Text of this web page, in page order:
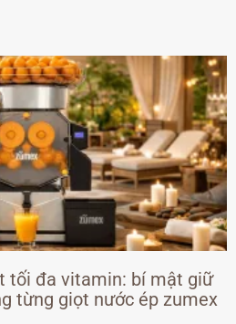
tối đa vitamin: bí mật giữ
từng giọt nước ép zumex